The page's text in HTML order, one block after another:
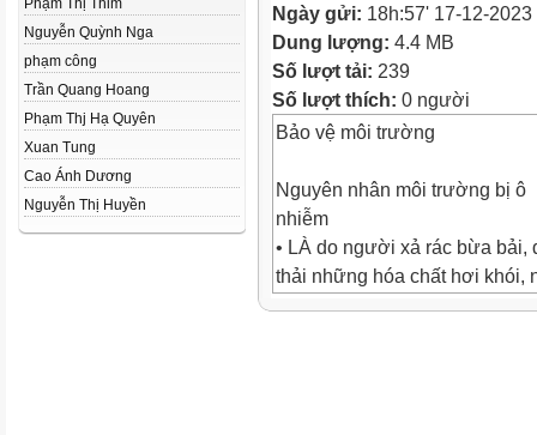
Phạm Thị Thim
Nguyễn Quỳnh Nga
phạm công
Trần Quang Hoang
Phạm Thj Hạ Quyên
Xuan Tung
Cao Ánh Dương
Nguyễn Thị Huyền
Ngày gửi: 18h:57' 17-12-2023
Dung lượng: 4.4 MB
Số lượt tải: 239
Số lượt thích: 0 người
Bảo vệ môi trường
Nguyên nhân môi trường bị ô
nhiễm
• LÀ do người xả rác bừa bải,
thải những hóa chất hơi khói,